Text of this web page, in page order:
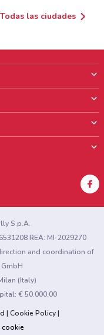
Todas las ciudades
S.p.A.
REA: MI-2029270
and coordination of
(Italy)
€ 50.000,00
Cookie Policy
cookie